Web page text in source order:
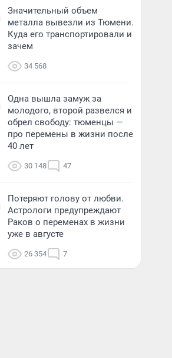
Значительный объем
металла вывезли из Тюмени.
Куда его транспортировали и
зачем
34 568
Одна вышла замуж за
молодого, второй развелся и
обрел свободу: тюменцы —
про перемены в жизни после
40 лет
30 148 47
Потеряют голову от любви.
Астрологи предупреждают
Раков о переменах в жизни
уже в августе
26 354 7